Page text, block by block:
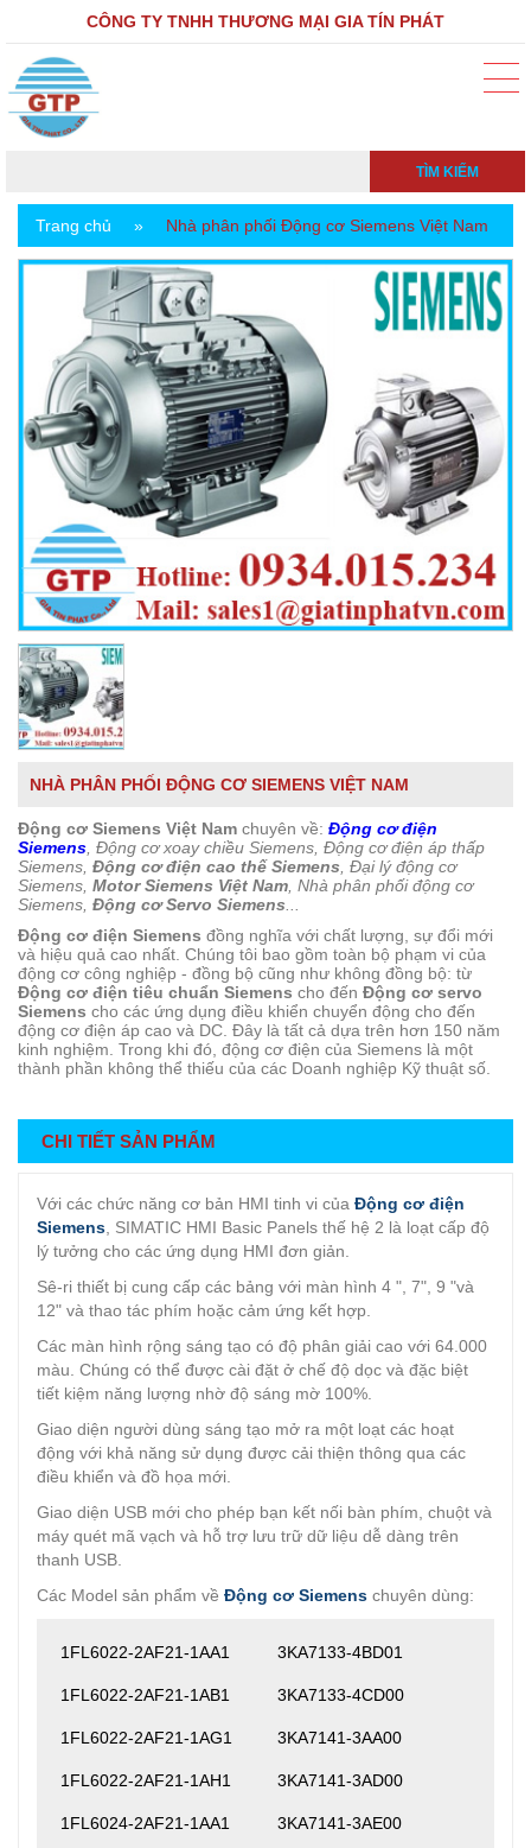
CÔNG TY TNHH THƯƠNG MẠI GIA TÍN PHÁT
TÌM KIẾM
Trang chủ » Nhà phân phối Động cơ Siemens Việt Nam
NHÀ PHÂN PHỐI ĐỘNG CƠ SIEMENS VIỆT NAM
Động cơ Siemens Việt Nam chuyên về: Động cơ điện
Siemens , Động cơ xoay chiều Siemens, Động cơ điện áp thấp
Siemens, Động cơ điện cao thế Siemens , Đại lý động cơ
Siemens, Motor Siemens Việt Nam , Nhà phân phối động cơ
Siemens, Động cơ Servo Siemens
Động cơ điện Siemens đồng nghĩa với chất lượng, sự đổi mới
và hiệu quả cao nhất. Chúng tôi bao gồm toàn bộ phạm vi của
động cơ công nghiệp - đồng bộ cũng như không đồng bộ: từ
Động cơ điện tiêu chuẩn Siemens cho đến Động cơ servo
Siemens cho các ứng dụng điều khiển chuyển động cho đến
động cơ điện áp cao và DC. Đây là tất cả dựa trên hơn 150 năm
kinh nghiệm. Trong khi đó, động cơ điện của Siemens là một
thành phần không thể thiếu của các Doanh nghiệp Kỹ thuật số.
CHI TIẾT SẢN PHẨM
Với các chức năng cơ bản HMI tinh vi của Động cơ điện
Siemens , SIMATIC HMI Basic Panels thế hệ 2 là loạt cấp độ
lý tưởng cho các ứng dụng HMI đơn giản.
Sê-ri thiết bị cung cấp các bảng với màn hình 4 ", 7", 9 "và
12" và thao tác phím hoặc cảm ứng kết hợp.
Các màn hình rộng sáng tạo có độ phân giải cao với 64.000
màu. Chúng có thể được cài đặt ở chế độ dọc và đặc biệt
tiết kiệm năng lượng nhờ độ sáng mờ 100%.
Giao diện người dùng sáng tạo mở ra một loạt các hoạt
động với khả năng sử dụng được cải thiện thông qua các
điều khiển và đồ họa mới.
Giao diện USB mới cho phép bạn kết nối bàn phím, chuột và
máy quét mã vạch và hỗ trợ lưu trữ dữ liệu dễ dàng trên
thanh USB.
Các Model sản phẩm về Động cơ Siemens chuyên dùng:
1FL6022-2AF21-1AA1 3KA7133-4BD01
1FL6022-2AF21-1AB1 3KA7133-4CD00
1FL6022-2AF21-1AG1 3KA7141-3AA00
1FL6022-2AF21-1AH1 3KA7141-3AD00
1FL6024-2AF21-1AA1 3KA7141-3AE00